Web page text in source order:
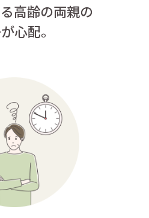
高齢の両親の
心配。